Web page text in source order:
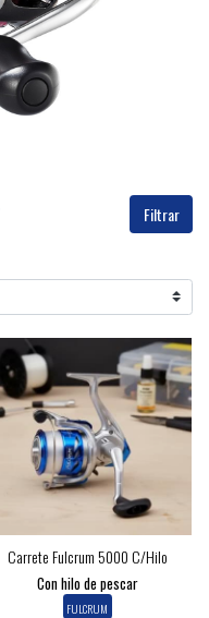
Filtrar
Carrete Fulcrum 5000 C/hilo
Con hilo de pescar
FULCRUM